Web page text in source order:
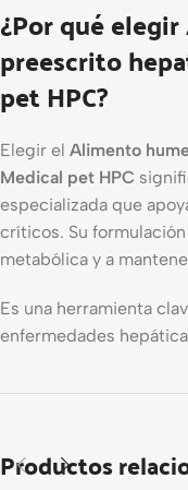
¿Por qué
preescrito
pet HPC?
Elegir el Alimento
Medical pet HPC
especializada que
críticos. Su
metabólica y a
Es una herramienta
enfermedades
Productos